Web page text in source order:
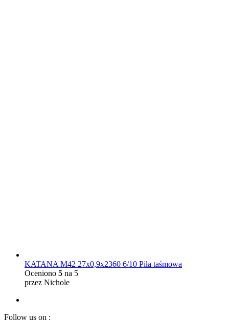
KATANA M42 27x0,9x2360 6/10 Piła taśmowa
Oceniono 5 na 5
przez Nichole
Follow us on :